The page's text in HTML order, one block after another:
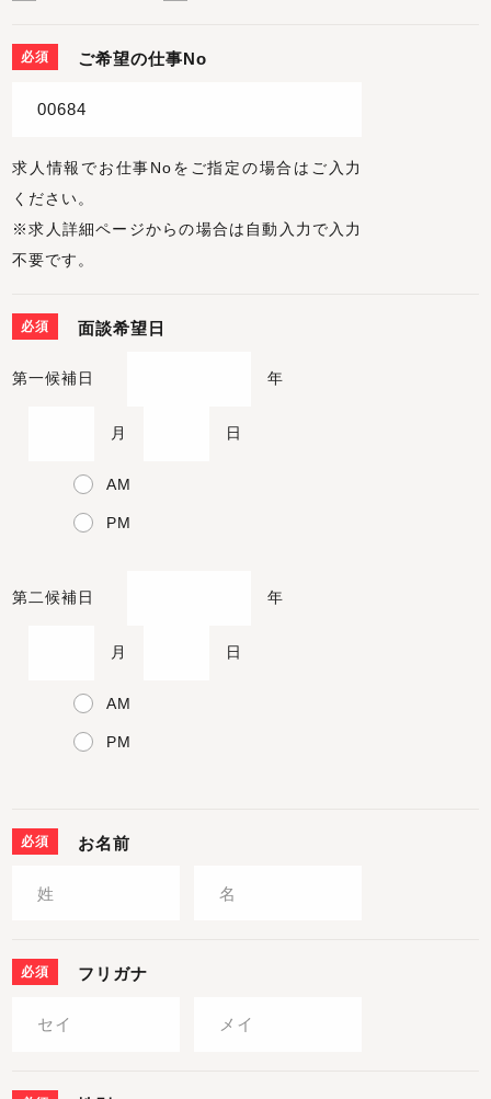
必須 ご希望の仕事No
求人情報でお仕事Noをご指定の場合はご入力
ください。
※求人詳細ページからの場合は自動入力で入力
不要です。
必須 面談希望日
第一候補日 年
月 日
AM
PM
第二候補日 年
月 日
AM
PM
必須 お名前
必須 フリガナ